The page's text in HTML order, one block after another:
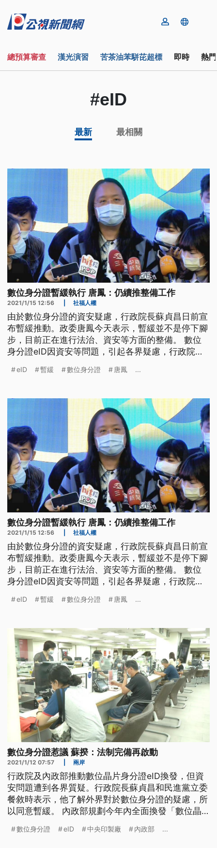
總預算審查 漢光演習 苦茶油苯駢芘超標 即時 熱
#eID
最新 最相關
數位身分證暫緩執行 唐鳳：仍續推整備工作
2021/1/15 12:56 社福人權
由於數位身分證的資安疑慮，行政院長蘇貞昌日前宣
布暫緩推動。政委唐鳳今天表示，暫緩並不是停下腳
步，目前正在進行法治、資安等方面的整備。 數位
身分證eID因資安等問題，引起各界疑慮，行政院長
日指出，暫緩並不是停下腳步，還是有在推動eID各
思就像蘇院長已經說的，是由我們行政院的資安長、
沈榮津沈副院長，來進行不管
eID 暫緩 數位身分證 唐鳳 ...
數位身分證暫緩執行 唐鳳：仍續推整備工作
2021/1/15 12:56 社福人權
由於數位身分證的資安疑慮，行政院長蘇貞昌日前宣
布暫緩推動。政委唐鳳今天表示，暫緩並不是停下腳
步，目前正在進行法治、資安等方面的整備。 數位
身分證eID因資安等問題，引起各界疑慮，行政院長
日指出，暫緩並不是停下腳步，還是有在推動eID各
思就像蘇院長已經說的，是由我們行政院的資安長、
沈榮津沈副院長，來進行不管
eID 暫緩 數位身分證 唐鳳 ...
數位身分證惹議 蘇揆：法制完備再啟動
2021/1/12 07:57 兩岸
行政院及內政部推動數位晶片身分證eID換發，但資
安問題遭到各界質疑。行政院長蘇貞昌和民進黨立委
餐敘時表示，他了解外界對於數位身分證的疑慮，所
以同意暫緩。 內政部規劃今年內全面換發「數位晶
新竹市的試辦計畫也暫緩。 時代力量立委與民間團
數位身分證 eID 中央印製廠 內政部 ...